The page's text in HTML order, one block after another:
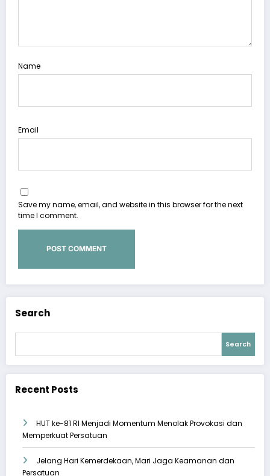
Name
Email
Save my name, email, and website in this browser for the next
time I comment.
Search
Search
Recent Posts
HUT ke-81 RI Menjadi Momentum Menolak Provokasi dan
Memperkuat Persatuan
Jelang Hari Kemerdekaan, Mari Jaga Keamanan dan
Persatuan